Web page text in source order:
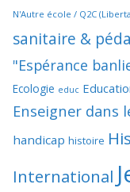
N'Autre école / Q2C
sanitaire &
"Espérance
Ecologie educ
Enseigner dans
handicap histoire
International